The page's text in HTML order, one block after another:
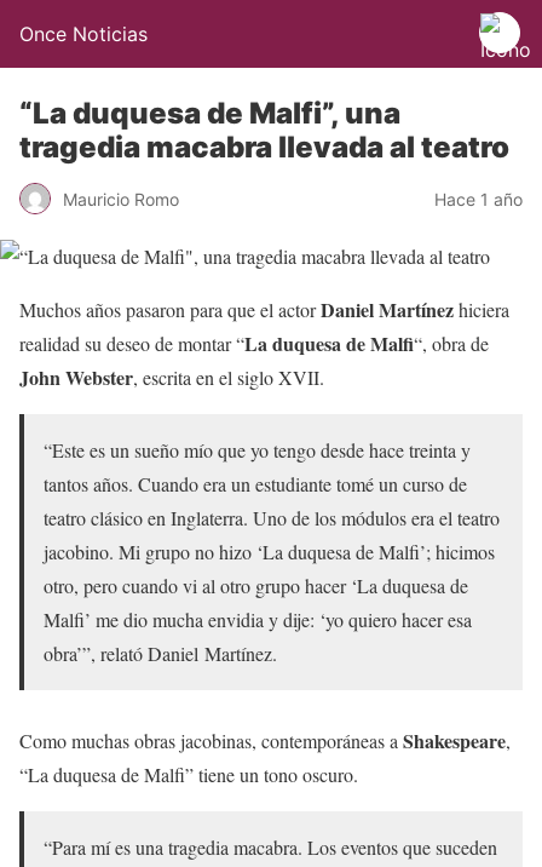
Once Noticias
“La duquesa de Malfi”, una
tragedia macabra llevada al teatro
Mauricio Romo Hace 1 año
Muchos años pasaron para que el actorDaniel Martínezhiciera
realidad su deseo de montar “La duquesa de Malfi“, obra de
John Webster, escrita en el siglo XVII.
“Este es un sueño mío que yo tengo desde hace treinta y
tantos años. Cuando era un estudiante tomé un curso de
teatro clásico en Inglaterra. Uno de los módulos era el teatro
jacobino. Mi grupo no hizo ‘La duquesa de Malfi’; hicimos
otro, pero cuando vi al otro grupo hacer ‘La duquesa de
Malfi’ me dio mucha envidia y dije: ‘yo quiero hacer esa
obra’”, relató Daniel Martínez.
Como muchas obras jacobinas, contemporáneas a Shakespeare,
“La duquesa de Malfi” tiene un tono oscuro.
“Para mí es una tragedia macabra. Los eventos que suceden